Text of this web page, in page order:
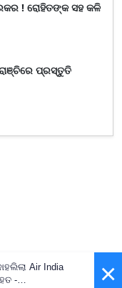
! ରୋହିତଙ୍କ ସହ କଳି
ପ୍ରସ୍ତୁତି
×
Air India
-